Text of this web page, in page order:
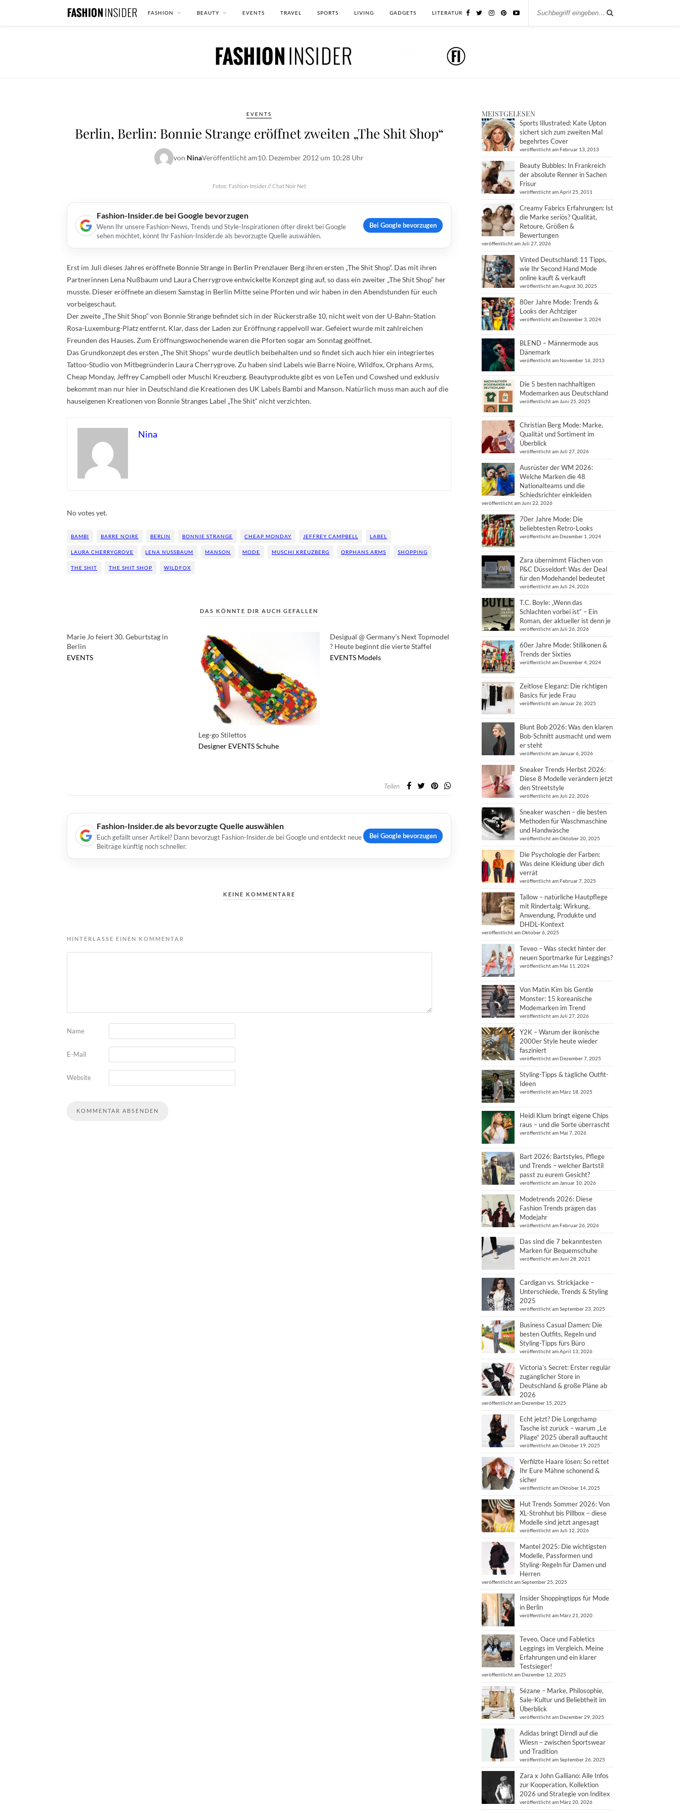
FASHION BEAUTY EVENTS TRAVEL SPORTS LIVING GADGETS LITERATUR
EVENTS
Berlin, Berlin: Bonnie Strange eröffnet zweiten „The Shit Shop“
von NinaVeröffentlicht am10. Dezember 2012 um 10:28 Uhr
Fotos: Fashion-Insider // Chat Noir Net
Fashion-Insider.de bei Google bevorzugen
Wenn Ihr unsere Fashion-News, Trends und Style-Inspirationen öfter direkt bei Google
sehen möchtet, könnt Ihr Fashion-Insider.de als bevorzugte Quelle auswählen.
Bei Google bevorzugen
Erst im Juli dieses Jahres eröffnete Bonnie Strange in Berlin Prenzlauer Berg ihren ersten „The Shit Shop“. Das mit ihren
Partnerinnen Lena Nußbaum und Laura Cherrygrove entwickelte Konzept ging auf, so dass ein zweiter „The Shit Shop“ her
musste. Dieser eröffnete an diesem Samstag in Berlin Mitte seine Pforten und wir haben in den Abendstunden für euch
vorbeigeschaut.
Der zweite „The Shit Shop“ von Bonnie Strange befindet sich in der Rückerstraße 10, nicht weit von der U-Bahn-Station
Rosa-Luxemburg-Platz entfernt. Klar, dass der Laden zur Eröffnung rappelvoll war. Gefeiert wurde mit zahlreichen
Freunden des Hauses. Zum Eröffnungswochenende waren die Pforten sogar am Sonntag geöffnet.
Das Grundkonzept des ersten „The Shit Shops“ wurde deutlich beibehalten und so findet sich auch hier ein integriertes
Tattoo-Studio von Mitbegründerin Laura Cherrygrove. Zu haben sind Labels wie Barre Noire, Wildfox, Orphans Arms,
Cheap Monday, Jeffrey Campbell oder Muschi Kreuzberg. Beautyprodukte gibt es von LeTen und Cowshed und exklusiv
bekommt man nur hier in Deutschland die Kreationen des UK Labels Bambi and Manson. Natürlich muss man auch auf die
hauseigenen Kreationen von Bonnie Stranges Label „The Shit“ nicht verzichten.
Nina
No votes yet.
BAMBI BARRE NOIRE BERLIN BONNIE STRANGE CHEAP MONDAY JEFFREY CAMPBELL LABEL
LAURA CHERRYGROVE LENA NUSSBAUM MANSON MODE MUSCHI KREUZBERG ORPHANS ARMS SHOPPING
THE SHIT THE SHIT SHOP WILDFOX
DAS KÖNNTE DIR AUCH GEFALLEN
Marie Jo feiert 30. Geburtstag in
Berlin
EVENTS
Leg-go Stilettos
Designer EVENTSSchuhe
Desigual @ Germany's Next Topmodel
? Heute beginnt die vierte Staffel
EVENTS Models
Teilen
Fashion-Insider.de als bevorzugte Quelle auswählen
Euch gefällt unser Artikel? Dann bevorzugt Fashion-Insider.de bei Google und entdeckt neue
Beiträge künftig noch schneller.
Bei Google bevorzugen
KEINE KOMMENTARE
HINTERLASSE EINEN KOMMENTAR
Name
E-Mail
Website
MEISTGELESEN
Sports Illustrated: Kate Upton
sichert sich zum zweiten Mal
begehrtes Cover
veröffentlicht am Februar 13, 2013
Beauty Bubbles: In Frankreich
der absolute Renner in Sachen
Frisur
veröffentlicht am April 25, 2011
Creamy Fabrics Erfahrungen: Ist
die Marke seriös? Qualität,
Retoure, Größen &
Bewertungen
veröffentlicht am Juli 27, 2026
Vinted Deutschland: 11 Tipps,
wie Ihr Second Hand Mode
online kauft & verkauft
veröffentlicht am August 30, 2025
80er Jahre Mode: Trends &
Looks der Achtziger
veröffentlicht am Dezember 3, 2024
BLEND – Männermode aus
Dänemark
veröffentlicht am November 16, 2013
Die 5 besten nachhaltigen
Modemarken aus Deutschland
veröffentlicht am Juni 25, 2025
Christian Berg Mode: Marke,
Qualität und Sortiment im
Überblick
veröffentlicht am Juli 27, 2026
Ausrüster der WM 2026:
Welche Marken die 48
Nationalteams und die
Schiedsrichter einkleiden
veröffentlicht am Juni 22, 2026
70er Jahre Mode: Die
beliebtesten Retro-Looks
veröffentlicht am Dezember 1, 2024
Zara übernimmt Flächen von
P&C Düsseldorf: Was der Deal
für den Modehandel bedeutet
veröffentlicht am Juli 24, 2026
T.C. Boyle: „Wenn das
Schlachten vorbei ist“ – Ein
Roman, der aktueller ist denn je
veröffentlicht am Juli 26, 2026
60er Jahre Mode: Stilikonen &
Trends der Sixties
veröffentlicht am Dezember 4, 2024
Zeitlose Eleganz: Die richtigen
Basics für jede Frau
veröffentlicht am Januar 26, 2025
Blunt Bob 2026: Was den klaren
Bob-Schnitt ausmacht und wem
er steht
veröffentlicht am Januar 6, 2026
Sneaker Trends Herbst 2026:
Diese 8 Modelle verändern jetzt
den Streetstyle
veröffentlicht am Juli 22, 2026
Sneaker waschen – die besten
Methoden für Waschmaschine
und Handwäsche
veröffentlicht am Oktober 20, 2025
Die Psychologie der Farben:
Was deine Kleidung über dich
verrät
veröffentlicht am Februar 7, 2025
Tallow – natürliche Hautpflege
mit Rindertalg: Wirkung,
Anwendung, Produkte und
DHDL-Kontext
veröffentlicht am Oktober 6, 2025
Teveo – Was steckt hinter der
neuen Sportmarke für Leggings?
veröffentlicht am Mai 11, 2024
Von Matin Kim bis Gentle
Monster: 15 koreanische
Modemarken im Trend
veröffentlicht am Juli 27, 2026
Y2K – Warum der ikonische
2000er Style heute wieder
fasziniert
veröffentlicht am Dezember 7, 2025
Styling-Tipps & tägliche Outfit-
Ideen
veröffentlicht am März 18, 2025
Heidi Klum bringt eigene Chips
raus – und die Sorte überrascht
veröffentlicht am Mai 7, 2026
Bart 2026: Bartstyles, Pflege
und Trends – welcher Bartstil
passt zu eurem Gesicht?
veröffentlicht am Januar 10, 2026
Modetrends 2026: Diese
Fashion Trends prägen das
Modejahr
veröffentlicht am Februar 26, 2026
Das sind die 7 bekanntesten
Marken für Bequemschuhe
veröffentlicht am Juni 28, 2021
Cardigan vs. Strickjacke –
Unterschiede, Trends & Styling
2025
veröffentlicht am September 23, 2025
Business Casual Damen: Die
besten Outfits, Regeln und
Styling-Tipps fürs Büro
veröffentlicht am April 13, 2026
Victoria’s Secret: Erster regulär
zugänglicher Store in
Deutschland & große Pläne ab
2026
veröffentlicht am Dezember 15, 2025
Echt jetzt? Die Longchamp
Tasche ist zurück – warum „Le
Pliage“ 2025 überall auftaucht
veröffentlicht am Oktober 19, 2025
Verfilzte Haare lösen: So rettet
Ihr Eure Mähne schonend &
sicher
veröffentlicht am Oktober 14, 2025
Hut Trends Sommer 2026: Von
XL-Strohhut bis Pillbox – diese
Modelle sind jetzt angesagt
veröffentlicht am Juli 12, 2026
Mantel 2025: Die wichtigsten
Modelle, Passformen und
Styling-Regeln für Damen und
Herren
veröffentlicht am September 25, 2025
Insider Shoppingtipps für Mode
in Berlin
veröffentlicht am März 21, 2020
Teveo, Oace und Fabletics
Leggings im Vergleich. Meine
Erfahrungen und ein klarer
Testsieger!
veröffentlicht am Dezember 12, 2025
Sézane – Marke, Philosophie,
Sale-Kultur und Beliebtheit im
Überblick
veröffentlicht am Dezember 29, 2025
Adidas bringt Dirndl auf die
Wiesn – zwischen Sportswear
und Tradition
veröffentlicht am September 26, 2025
Zara x John Galliano: Alle Infos
zur Kooperation, Kollektion
2026 und Strategie von Inditex
veröffentlicht am März 20, 2026